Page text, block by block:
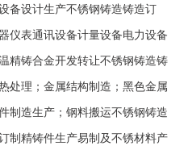
备设计生产不锈钢铸造铸造订
仪表通讯设备计量设备电力设备
精铸合金开发转让不锈钢铸造铸
处理；金属结构制造；黑色金属
制造生产；钢料搬运不锈钢铸造
制精铸件生产易制及不锈材料产